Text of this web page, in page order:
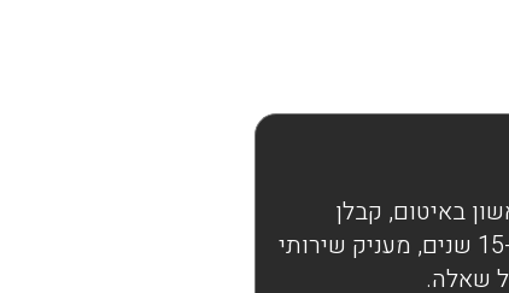
באיטום, קבלן
איטום מקצועי מוסמך כבר למעלה מ-15 שנים, מעניק שירותי
שאלה.
נכנסת פנימה בחורף😄